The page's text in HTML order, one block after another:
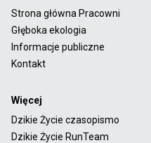
Strona główna Pracowni
Głęboka ekologia
Informacje publiczne
Kontakt
Więcej
Dzikie Życie czasopismo
Dzikie Życie RunTeam